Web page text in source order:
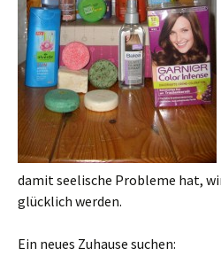
damit seelische Probleme hat,
glücklich werden.
Ein neues Zuhause suchen: